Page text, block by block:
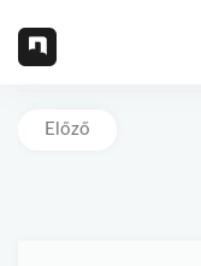
Előző